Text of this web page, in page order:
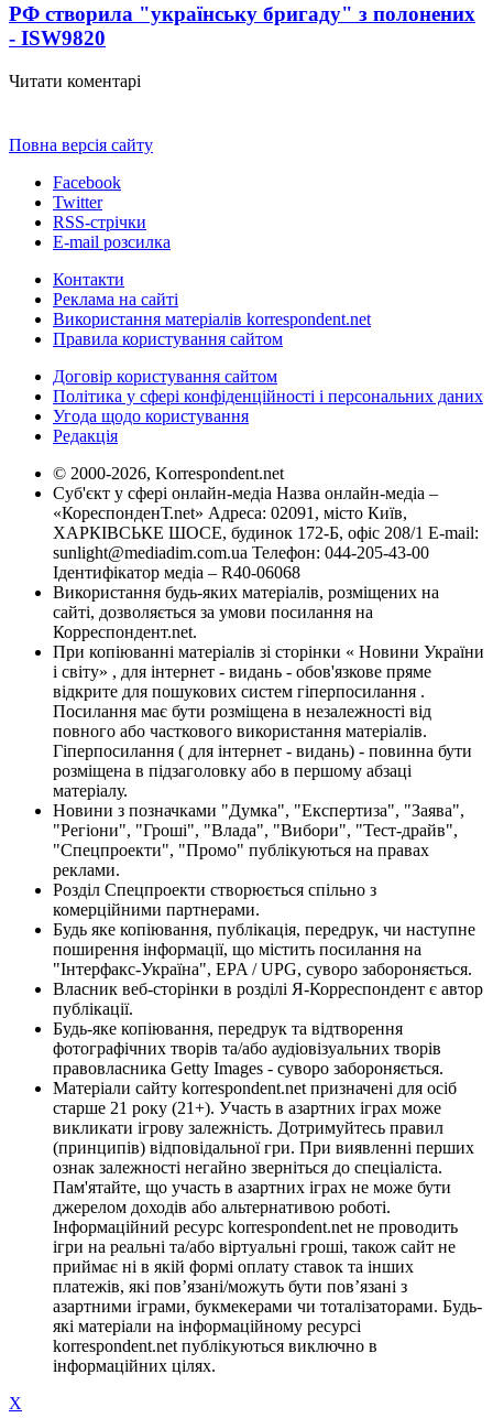
РФ створила "українську бригаду" з полонених
- ISW9820
Читати коментарі
Повна версія сайту
Facebook
Twitter
RSS-стрічки
E-mail розсилка
Контакти
Реклама на сайті
Використання матеріалів korrespondent.net
Правила користування сайтом
Договір користування сайтом
Політика у сфері конфіденційності і персональних даних
Угода щодо користування
Редакція
© 2000-2026, Korrespondent.net
Суб'єкт у сфері онлайн-медіа Назва онлайн-медіа –
«КореспонденТ.net» Адреса: 02091, місто Київ,
ХАРКІВСЬКЕ ШОСЕ, будинок 172-Б, офіс 208/1 E-mail:
sunlight@mediadim.com.ua Телефон: 044-205-43-00
Ідентифікатор медіа – R40-06068
Використання будь-яких матеріалів, розміщених на
сайті, дозволяється за умови посилання на
Корреспондент.net.
При копіюванні матеріалів зі сторінки « Новини України
і світу» , для інтернет - видань - обов'язкове пряме
відкрите для пошукових систем гіперпосилання .
Посилання має бути розміщена в незалежності від
повного або часткового використання матеріалів.
Гіперпосилання ( для інтернет - видань) - повинна бути
розміщена в підзаголовку або в першому абзаці
матеріалу.
Новини з позначками "Думка", "Експертиза", "Заява",
"Регіони", "Гроші", "Влада", "Вибори", "Тест-драйв",
"Спецпроекти", "Промо" публікуються на правах
реклами.
Розділ Спецпроекти створюється спільно з
комерційними партнерами.
Будь яке копіювання, публікація, передрук, чи наступне
поширення інформації, що містить посилання на
"Інтерфакс-Україна", EPA / UPG, суворо забороняється.
Власник веб-сторінки в розділі Я-Корреспондент є автор
публікації.
Будь-яке копіювання, передрук та відтворення
фотографічних творів та/або аудіовізуальних творів
правовласника Getty Images - суворо забороняється.
Матеріали сайту korrespondent.net призначені для осіб
старше 21 року (21+). Участь в азартних іграх може
викликати ігрову залежність. Дотримуйтесь правил
(принципів) відповідальної гри. При виявленні перших
ознак залежності негайно зверніться до спеціаліста.
Пам'ятайте, що участь в азартних іграх не може бути
джерелом доходів або альтернативою роботі.
Інформаційний ресурс korrespondent.net не проводить
ігри на реальні та/або віртуальні гроші, також сайт не
приймає ні в якій формі оплату ставок та інших
платежів, які пов’язані/можуть бути пов’язані з
азартними іграми, букмекерами чи тоталізаторами. Будь-
які матеріали на інформаційному ресурсі
korrespondent.net публікуються виключно в
інформаційних цілях.
X